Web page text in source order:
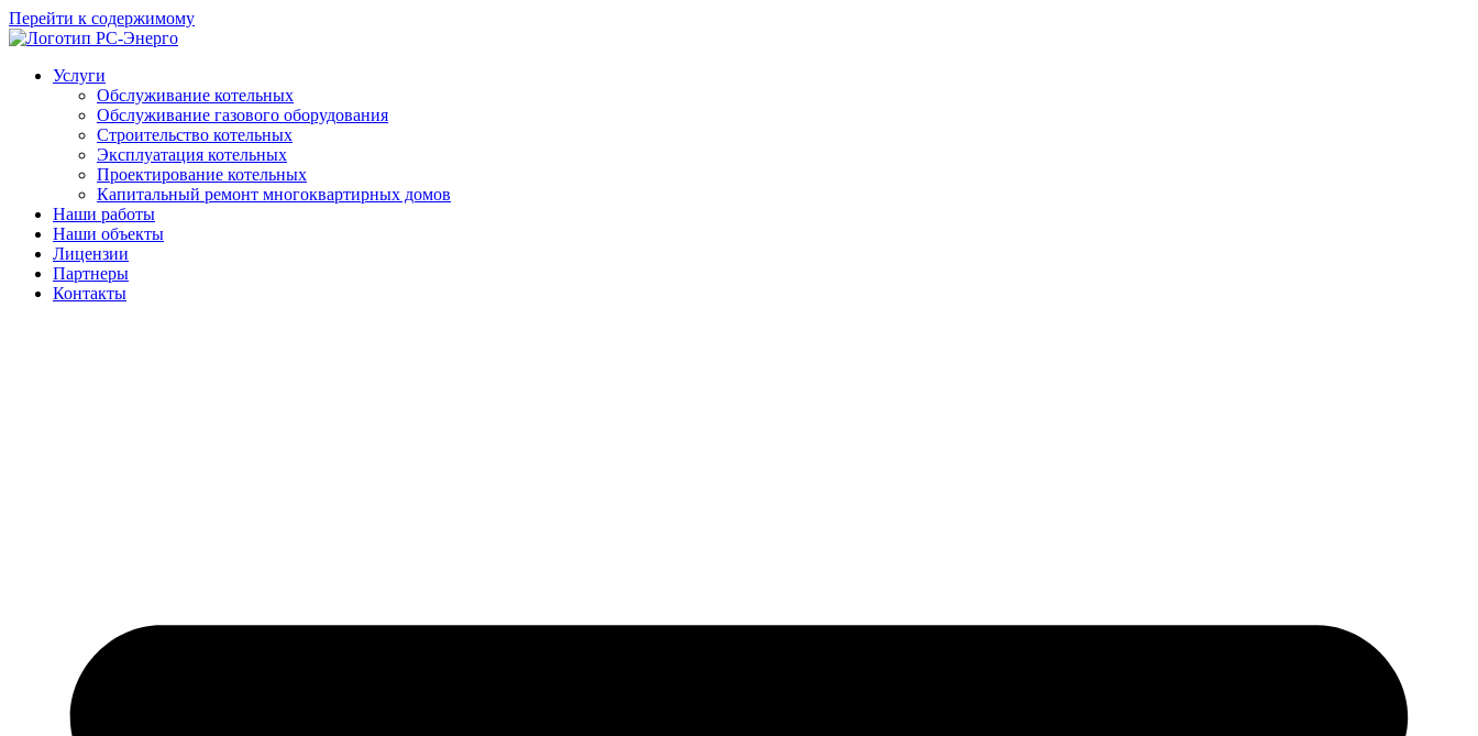
Перейти к содержимому
Услуги
Обслуживание котельных
Обслуживание газового оборудования
Строительство котельных
Эксплуатация котельных
Проектирование котельных
Капитальный ремонт многоквартирных домов
Наши работы
Наши объекты
Лицензии
Партнеры
Контакты